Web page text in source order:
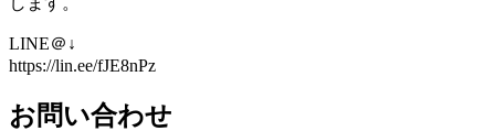
LINE＠↓
https://lin.ee/fJE8nPz
お問い合わせ